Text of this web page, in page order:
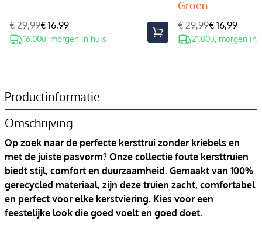
€ 29,99€ 16,99
16.00u, morgen in huis
Groen
€ 29,99€ 16,99
21.00u, morgen in
Productinformatie
Omschrijving
Op zoek naar de perfecte kersttrui zonder kriebels en
met de juiste pasvorm? Onze collectie foute kersttruien
biedt stijl, comfort en duurzaamheid. Gemaakt van 100%
gerecycled materiaal, zijn deze truien zacht, comfortabel
en perfect voor elke kerstviering. Kies voor een
feestelijke look die goed voelt en goed doet.